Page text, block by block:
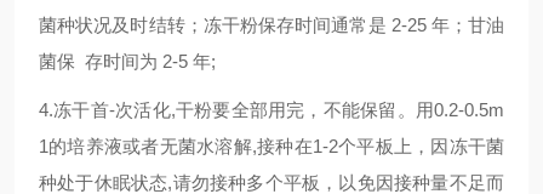
菌种状况及时结转；冻干粉保存时间通常是 2-25 年；甘油
菌保 存时间为 2-5 年;
4.冻干首-次活化,干粉要全部用完，不能保留。用0.2-0.5m
1的培养液或者无菌水溶解,接种在1-2个平板上，因冻干菌
种处于休眠状态,请勿接种多个平板，以免因接种量不足而